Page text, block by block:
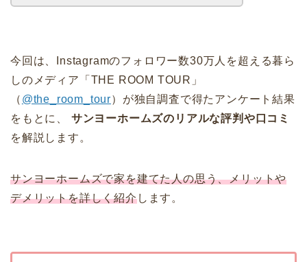
今回は、Instagramのフォロワー数30万人を超える暮ら
しのメディア「THE ROOM TOUR」
（ @the_room_tour）が独自調査で得たアンケート結果
をもとに、 サンヨーホームズのリアルな評判や口コミ
を解説します。
サンヨーホームズで家を建てた人の思う、メリットや
デメリットを詳しく紹介します。